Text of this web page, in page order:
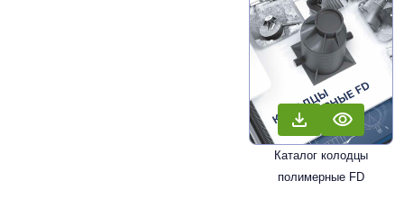
Каталог колодцы
полимерные FD